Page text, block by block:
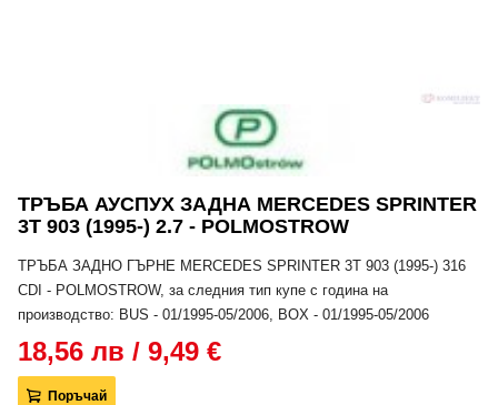
ТРЪБА АУСПУХ ЗАДНА MERCEDES SPRINTER
3T 903 (1995-) 2.7 - POLMOSTROW
ТРЪБА ЗАДНО ГЪРНЕ MERCEDES SPRINTER 3T 903 (1995-) 316
CDI - POLMOSTROW, за следния тип купе с година на
производство: BUS - 01/1995-05/2006, BOX - 01/1995-05/2006
18,56 лв / 9,49 €
Поръчай